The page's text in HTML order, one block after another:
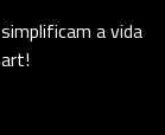
a vida